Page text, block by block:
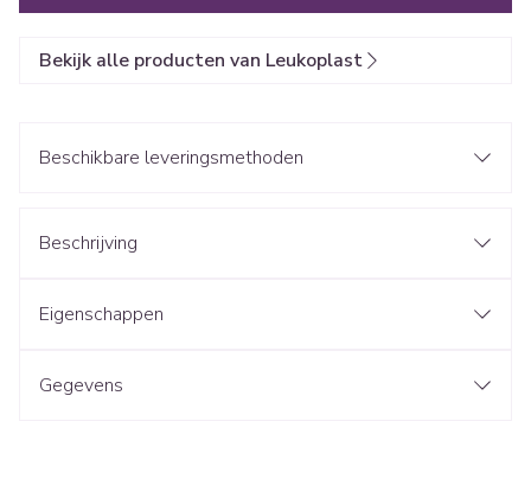
Bekijk alle producten van Leukoplast
Beschikbare leveringsmethoden
Beschrijving
Eigenschappen
Gegevens